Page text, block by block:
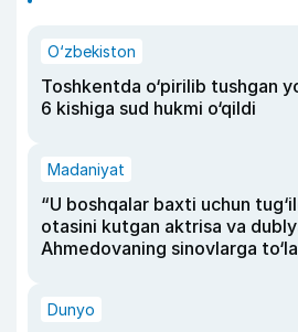
O‘zbekiston
Toshkentda o‘pirilib tushgan
6 kishiga sud hukmi o‘qildi
Madaniyat
“U boshqalar baxti uchun
otasini kutgan aktrisa va
Ahmedovaning sinovlarga
Dunyo